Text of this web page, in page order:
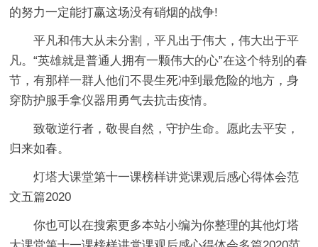
的努力一定能打赢这场没有硝烟的战争!
平凡和伟大从未分割，平凡出于伟大，伟大出于平
凡。“英雄就是普通人拥有一颗伟大的心”在这个特别的春
节，有那样一群人他们不畏生死冲到最危险的地方，身
穿防护服手拿仪器用勇气去抗击疫情。
致敬逆行者，敬畏自然，守护生命。愿此去平安，
归来如春。
灯塔大课堂第十一课榜样讲党课观后感心得体会范
文五篇2020
你也可以在搜索更多本站小编为你整理的其他灯塔